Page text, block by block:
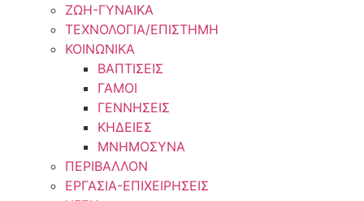
ΖΩΗ-ΓΥΝΑΙΚΑ
ΤΕΧΝΟΛΟΓΙΑ/ΕΠΙΣΤΗΜΗ
ΚΟΙΝΩΝΙΚΑ
ΒΑΠΤΙΣΕΙΣ
ΓΑΜΟΙ
ΓΕΝΝΗΣΕΙΣ
ΚΗΔΕΙΕΣ
ΜΝΗΜΟΣΥΝΑ
ΠΕΡΙΒΑΛΛΟΝ
ΕΡΓΑΣΙΑ-ΕΠΙΧΕΙΡΗΣΕΙΣ